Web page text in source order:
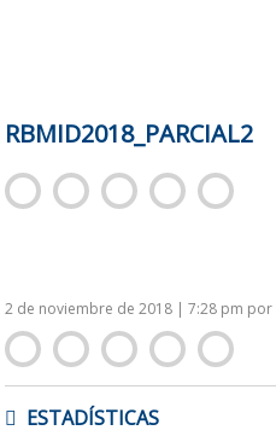
RBMID2018_PARCIAL2
2 de noviembre de 2018 | 7:28 pm por
NAVEGACIÓN
DEESTADÍSTICAS